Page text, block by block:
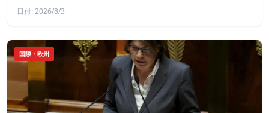
日付: 2026/8/3
国際・欧州